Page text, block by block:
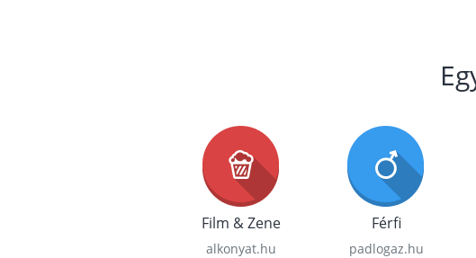
Film & Zene
alkonyat.hu
Férfi
padlogaz.hu